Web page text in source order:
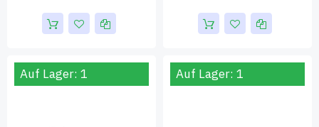
Auf Lager: 1 Auf Lager: 1